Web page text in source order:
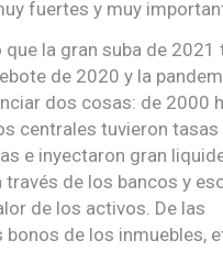
fuertes y muy
que la gran suba de 2021
de 2020 y la
dos cosas: de 2000
centrales tuvieron tasas
e inyectaron gran
de los bancos y
de los activos. De las
de los inmuebles,